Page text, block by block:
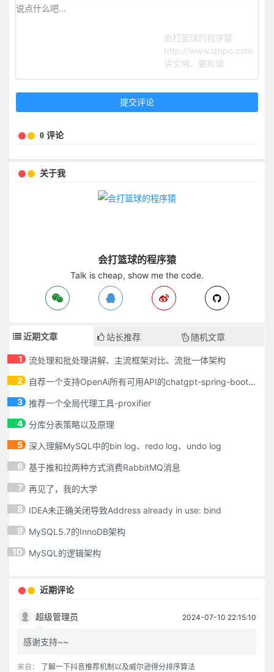
说点什么吧...
会打篮球的程序猿
http://www.lzhpo.com
讲文明、要和谐
提交评论
0 评论
关于我
会打篮球的程序猿
Talk is cheap, show me the code.
近期文章 站长推荐 随机文章
1
流处理和批处理讲解、主流框架对比、流批一体架构
2
自荐一个支持OpenAi所有可用API的chatgpt-spring-boot-starter
3 推荐一个全局代理工具-proxifier
4
分库分表策略以及原理
5 深入理解MySQL中的bin log、redo log、undo log
6 基于推和拉两种方式消费RabbitMQ消息
7 再见了，我的大学
8
IDEA未正确关闭导致Address already in use: bind
9
MySQL5.7的InnoDB架构
10
MySQL的逻辑架构
近期评论
超级管理员 2024-07-10 22:15:10
感谢支持~~
来自： 了解一下抖音推荐机制以及威尔逊得分排序算法